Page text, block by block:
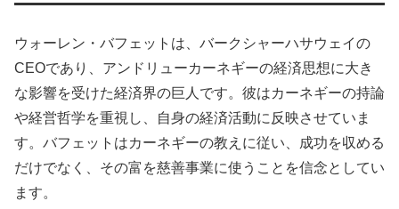
ウォーレン・バフェットは、バークシャーハサウェイの
CEOであり、アンドリューカーネギーの経済思想に大き
な影響を受けた経済界の巨人です。彼はカーネギーの持論
や経営哲学を重視し、自身の経済活動に反映させていま
す。バフェットはカーネギーの教えに従い、成功を収める
だけでなく、その富を慈善事業に使うことを信念としてい
ます。